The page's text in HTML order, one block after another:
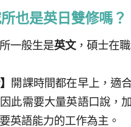
也是英日雙修嗎？
一般生是英文，碩士在
開課時間都在早上，適
此需要大量英語口說，
英語能力的工作為主。